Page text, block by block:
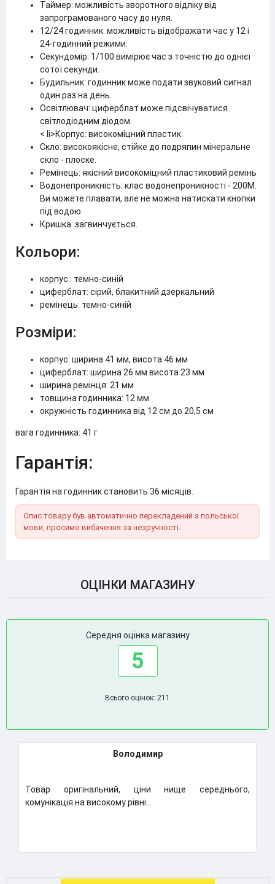
Таймер: можливість зворотного відліку від
запрограмованого часу до нуля.
12/24 годинник: можливість відображати час у 12 і
24-годинний режими.
Секундомір: 1/100 вимірює час з точністю до однієї
сотої секунди.
Будильник: годинник може подати звуковий сигнал
один раз на день.
Освітлювач: циферблат може підсвічуватися
світлодіодним діодом.
< li>Корпус: високоміцний пластик.
Скло: високоякісне, стійке до подряпин мінеральне
скло - плоске.
Ремінець: якісний високоміцний пластиковий ремінь
Водонепроникність: клас водонепроникності - 200M.
Ви можете плавати, але не можна натискати кнопки
під водою.
Кришка: загвинчується.
Кольори:
корпус : темно-синій
циферблат: сірий, блакитний дзеркальний
ремінець: темно-синій
Розміри:
корпус: ширина 41 мм, висота 46 мм
циферблат: ширина 26 мм висота 23 мм
ширина ремінця: 21 мм
товщина годинника: 12 мм
окружність годинника від 12 см до 20,5 см
вага годинника: 41 г
Гарантія:
Гарантія на годинник становить 36 місяців.
Опис товару був автоматично перекладений з польської
мови, просимо вибачення за незручності.
ОЦІНКИ МАГАЗИНУ
Середня оцінка магазину
5
Всього оцінок: 211
Володимир
Товар оригінальний, ціни нище середнього,
комунікація на високому рівні...